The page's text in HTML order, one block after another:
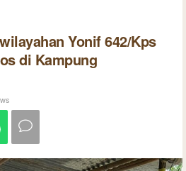
Yonif 642/Kps
di Kampung